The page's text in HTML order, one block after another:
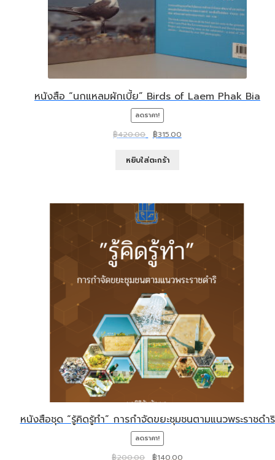
หนังสือ “นกแหลมผักเบี้ย” Birds of Laem Phak Bia
ลดราคา!
฿420.00
Original
was:
฿315.00Current
หยิบใส่ตะกร้า
หนังสือชุด “รู้คิดรู้ทำ” การกำจัดขยะชุมชนตามแนวพระราชดำริ
ลดราคา!
Original Current